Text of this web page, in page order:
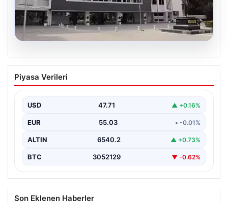
06.08.2026
Antalya’daki yolsuzluk soruşturmasında
iki yeni gözaltı
Piyasa Verileri
USD 47.71 ▲ +0.16%
EUR 55.03 • -0.01%
ALTIN 6540.2 ▲ +0.73%
BTC 3052129 ▼ -0.62%
Son Eklenen Haberler